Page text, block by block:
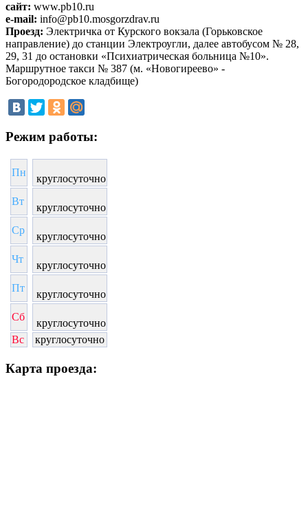
сайт: www.pb10.ru
e-mail: info@pb10.mosgorzdrav.ru
Проезд: Электричка от Курского вокзала (Горьковское
направление) до станции Электроугли, далее автобусом № 28,
29, 31 до остановки «Психиатрическая больница №10».
Маршрутное такси № 387 (м. «Новогиреево» -
Богородородское кладбище)
Режим работы:
Пн
круглосуточно
Вт
круглосуточно
Ср
круглосуточно
Чт
круглосуточно
Пт
круглосуточно
Сб
круглосуточно
Вс
круглосуточно
Карта проезда: